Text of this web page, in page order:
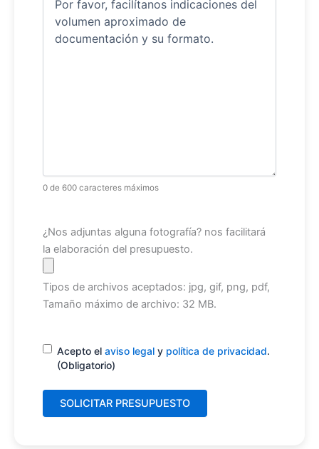
0 de 600 caracteres máximos
Archivo
¿Nos adjuntas alguna fotografía? nos facilitará
la elaboración del presupuesto.
Tipos de archivos aceptados: jpg, gif, png, pdf,
Tamaño máximo de archivo: 32 MB.
Consentimiento(Obligatorio)
Acepto el aviso legal y política de privacidad.
(Obligatorio)